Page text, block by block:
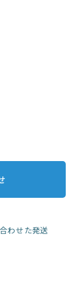
わせた発送